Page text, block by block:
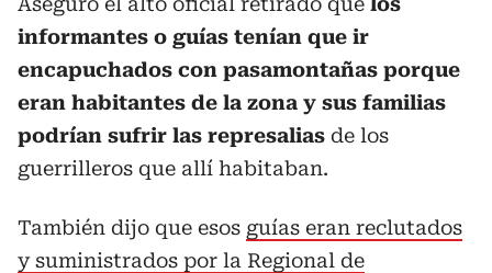
informantes o guías tenían que ir
encapuchados con pasamontañas porque
eran habitantes de la zona y sus familias
podrían sufrir las represalias de los
guerrilleros que allí habitaban.
También dijo que esos guías eran reclutados
y suministrados por la Regional de